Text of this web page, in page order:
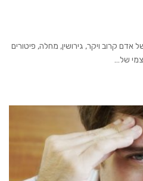
אדם קרוב ויקר, גירושין, מחלה, פיטורים
של…